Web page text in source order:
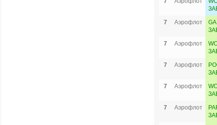
7
Аэрофлот
7
Аэрофлот
7
Аэрофлот
7
Аэрофлот
7
Аэрофлот